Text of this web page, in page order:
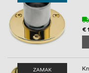
€
ZAMAK